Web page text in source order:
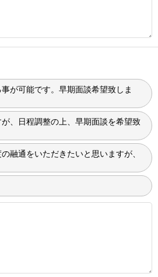
が可能です。早期面談希望致しま
、日程調整の上、早期面談を希望致
融通をいただきたいと思いますが、